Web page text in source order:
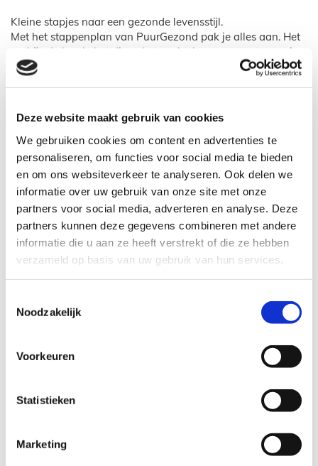
Deze website maakt gebruik van cookies
We gebruiken cookies om content en advertenties te
personaliseren, om functies voor social media te bieden
en om ons websiteverkeer te analyseren. Ook delen we
informatie over uw gebruik van onze site met onze
partners voor social media, adverteren en analyse. Deze
partners kunnen deze gegevens combineren met andere
informatie die u aan ze heeft verstrekt of die ze hebben
verzameld op basis van uw gebruik van hun services.
Noodzakelijk
Voorkeuren
Statistieken
Marketing
Kleine stapjes naar een gezonde levensstijl.
Met het stappenplan van PuurGezond pak je alles aan. Het
ontbijt, de lunch, het diner, het vocht, bewegen, ontspanning,
kortom: alles. Je krijgt geen menu waar letterlijk in stond wat
je precies wel en niet "mag" eten, maar we pakken het stap
Om de 1-2 weken kom je een half uur langs, om te
bespreken hoe alles gegaan was. Wat gaat er goed en wat
kan er beter? Waar heb je nog tips nodig of kan ik je helpen.
Gedragsverandering
Natuurlijk kun je in 3 maanden veel meer afvallen met een
dieet, maar dan kun je ook niet wachten tot je weer kan
gaan eten wat je at. Met als gevolg dat je weer gaat wegen
wat je woog. Plus minimaal 1 kilo. Dit is iets anders, dit is
een gedragsverandering.
Er zullen momenten komen dat het moeilijk (een feestje, een
geen verloren dag is, en een verloren dag is nog geen
verloren week. Heb je het net iets te gezellig gehad? Geen
opnieuw. Net zolang tot je er niet eens meer over na hoeft te
denken, maar je gewoon als vanzelf de start weer maakt.
Blijvend
Je hebt niet gevoel dat je “aan de lijn” bent. Want zo werkt
gedragsverandering is blijvend. Misschien met vallen en
opstaan, maar vooral het opstaan, dat is belangrijk.